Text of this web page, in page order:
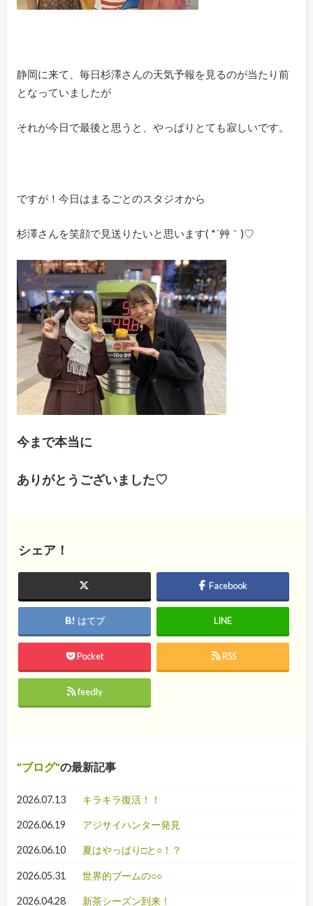
静岡に来て、毎日杉澤さんの天気予報を見るのが当たり前
となっていましたが
それが今日で最後と思うと、やっぱりとても寂しいです。
ですが！今日はまるごとのスタジオから
杉澤さんを笑顔で見送りたいと思います( *´艸｀)♡
今まで本当に
ありがとうございました♡
シェア！
Facebook
はてブ LINE
Pocket RSS
feedly
ブログ の最新記事
2026.07.13 キラキラ復活！！
2026.06.19 アジサイハンター発見
2026.06.10 夏はやっぱり□と○！？
2026.05.31 世界的ブームの○○
2026.04.28 新茶シーズン到来！